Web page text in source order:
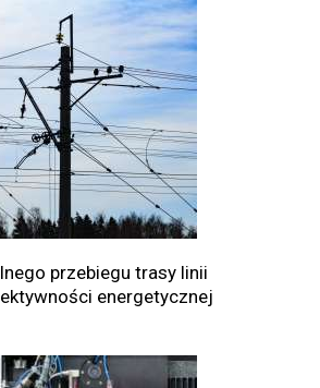
przebiegu trasy linii
energetycznej